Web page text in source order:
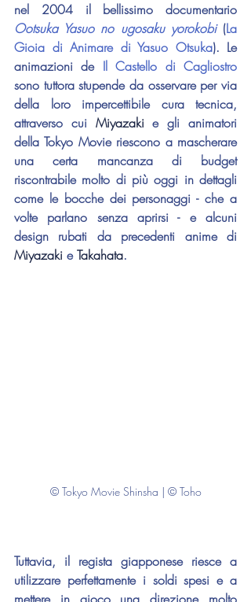
Ootsuka Yasuo no ugosaku yorokobi (La
Gioia di Animare di Yasuo Otsuka). Le
animazioni de Il Castello di Cagliostro
sono tuttora stupende da osservare per via
della loro impercettibile cura tecnica,
attraverso cui Miyazaki e gli animatori
della Tokyo Movie riescono a mascherare
una certa mancanza di budget
riscontrabile molto di più oggi in dettagli
come le bocche dei personaggi - che a
volte parlano senza aprirsi - e alcuni
Miyazaki e Takahata.
© Tokyo Movie Shinsha | © Toho
Tuttavia, il regista giapponese riesce a
utilizzare perfettamente i soldi spesi e a